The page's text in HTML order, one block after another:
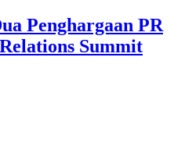
Penghargaan PR
Summit